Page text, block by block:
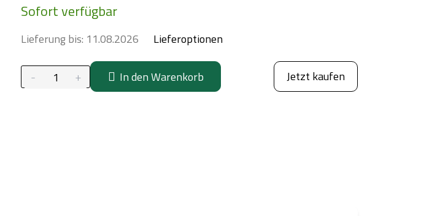
Sofort verfügbar
Lieferung bis: 11.08.2026 Lieferoptionen
In den Warenkorb Jetzt kaufen